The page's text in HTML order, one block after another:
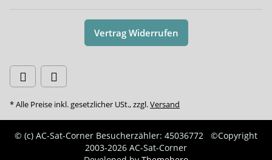
Vertrag Widerrufen
* Alle Preise inkl. gesetzlicher USt., zzgl.Versand
© (c) AC-Sat-Corner Besucherzähler: 45036772
©Copyright
2003-2026 AC-Sat-Corner